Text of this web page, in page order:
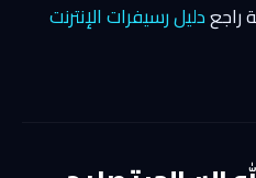
راجعدليل رسيفرات الإنترنت